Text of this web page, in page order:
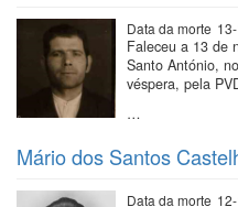
Data da morte
Faleceu a 13 de
Santo António,
véspera, pela
…
Mário dos Santos
Data da morte